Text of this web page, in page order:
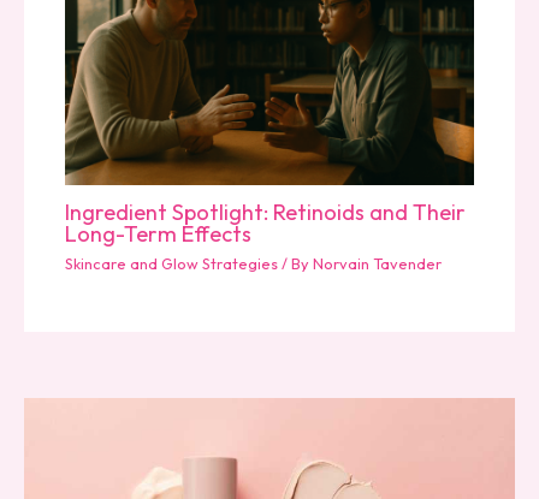
Ingredient Spotlight: Retinoids and Their
Long-Term Effects
Skincare and Glow Strategies/ ByNorvain Tavender